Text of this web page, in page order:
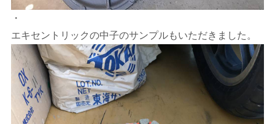
・
エキセントリックの中子のサンプルもいただきました。